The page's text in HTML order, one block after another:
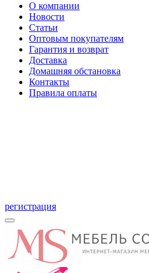
О компании
Новости
Статьи
Оптовым покупателям
Гарантия и возврат
Доставка
Домашняя обстановка
Контакты
Правила оплаты
регистрация